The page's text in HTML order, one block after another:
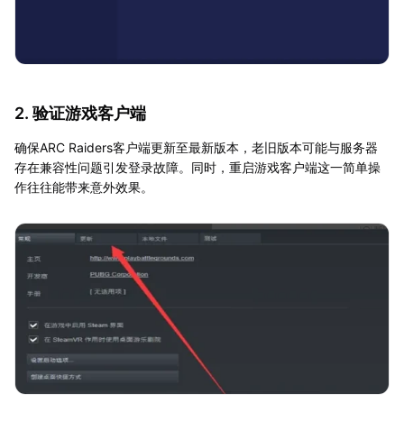
2. 验证游戏客户端
确保ARC Raiders客户端更新至最新版本，老旧版本可能与服务器
存在兼容性问题引发登录故障。同时，重启游戏客户端这一简单操
作往往能带来意外效果。